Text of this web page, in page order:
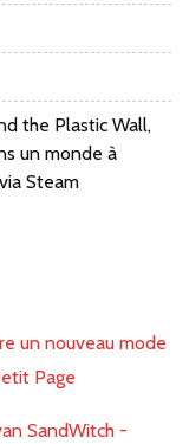
the Plastic Wall,
un monde à
Steam
un nouveau mode
Page
SandWitch -